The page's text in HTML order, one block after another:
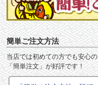
簡単ご注文方法
当店では初めての方でも安心の
「簡単注文」が好評です！